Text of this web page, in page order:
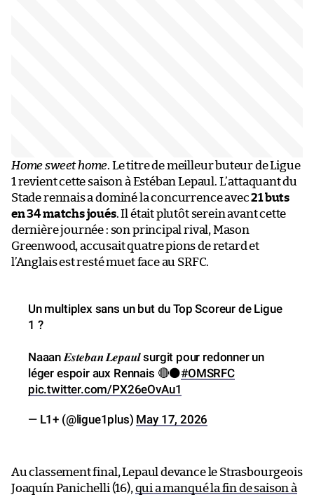
Home sweet home. Le titre de meilleur buteur de Ligue
1 revient cette saison à Estéban Lepaul. L’attaquant du
Stade rennais a dominé la concurrence avec21 buts
en 34 matchs joués. Il était plutôt serein avant cette
dernière journée : son principal rival, Mason
Greenwood, accusait quatre pions de retard et
l’Anglais est resté muet face au SRFC.
Un multiplex sans un but du Top Scoreur de Ligue
1 ?
Naaan 𝑬𝒔𝒕𝒆𝒃𝒂𝒏 𝑳𝒆𝒑𝒂𝒖𝒍 surgit pour redonner un
léger espoir aux Rennais 🔴⚫#OMSRFC
pic.twitter.com/PX26eOvAu1
— L1+ (@ligue1plus) May 17, 2026
Au classement final, Lepaul devance le Strasbourgeois
Joaquín Panichelli (16), qui a manqué la fin de saison à